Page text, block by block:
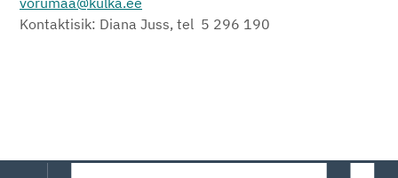
Kontaktisik: Diana Juss, tel 5 296 190